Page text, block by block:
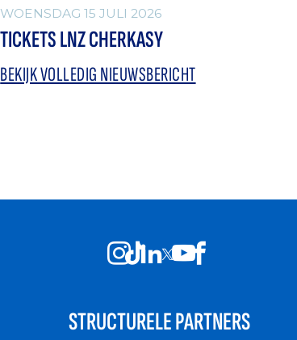
WOENSDAG 15 JULI 2026
TICKETS LNZ CHERKASY
BEKIJK VOLLEDIG NIEUWSBERICHT
STRUCTURELE PARTNERS